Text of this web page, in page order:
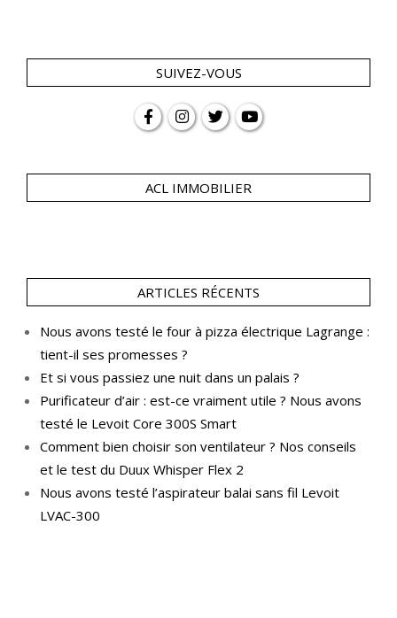
SUIVEZ-VOUS
ACL IMMOBILIER
ARTICLES RÉCENTS
Nous avons testé le four à pizza électrique Lagrange :
tient-il ses promesses ?
Et si vous passiez une nuit dans un palais ?
Purificateur d’air : est-ce vraiment utile ? Nous avons
testé le Levoit Core 300S Smart
Comment bien choisir son ventilateur ? Nos conseils
et le test du Duux Whisper Flex 2
Nous avons testé l’aspirateur balai sans fil Levoit
LVAC-300